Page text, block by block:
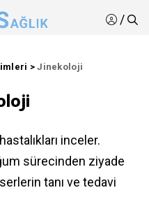
/
>Jinekoloji
inceler.
sürecinden ziyade
tanı ve tedavi